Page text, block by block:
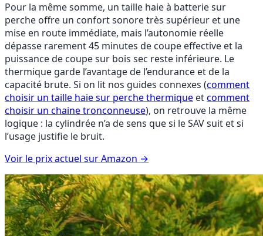
Pour la même somme, un taille haie à batterie sur
perche offre un confort sonore très supérieur et une
mise en route immédiate, mais l’autonomie réelle
dépasse rarement 45 minutes de coupe effective et la
puissance de coupe sur bois sec reste inférieure. Le
thermique garde l’avantage de l’endurance et de la
capacité brute. Si on lit nos guides connexes (comment
choisir un taille haie sur perche thermique etcomment
choisir un chaine tronconneuse), on retrouve la même
logique : la cylindrée n’a de sens que si le SAV suit et si
l’usage justifie le bruit.
Voir le prix actuel sur Amazon →